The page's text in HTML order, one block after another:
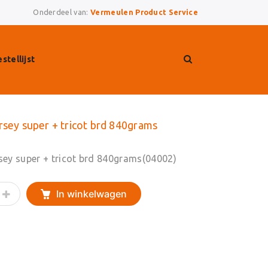
Onderdeel van: Vermeulen Product Service
super + tricot brd 840grams
super + tricot brd 840grams(04002)
In winkelwagen